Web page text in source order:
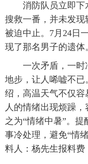
消防队员立即下水
搜救一番，并未发
被迫中止。7月24日
现了那名男子的遗体
一次矛盾，一时
地步，让人唏嘘不
绍，高温天气不仅容
人的情绪出现烦躁
之为“情绪中暑”。
事冷处理，避免“情
料人：杨先生报料费